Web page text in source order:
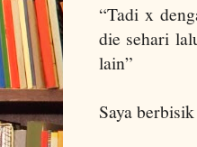
“Tadi x
die sehari
lain”
Saya